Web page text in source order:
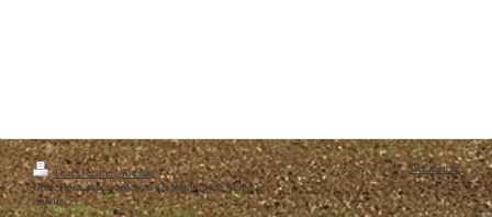
Druckversion|Sitemap
Diese Homepage wurde von der Sportgruppe Weil e. V.
erstellt.
Webansicht